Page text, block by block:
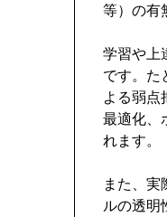
等）の有
学習や上
です。た
よる弱点
最適化、
れます。
また、
ルの透明